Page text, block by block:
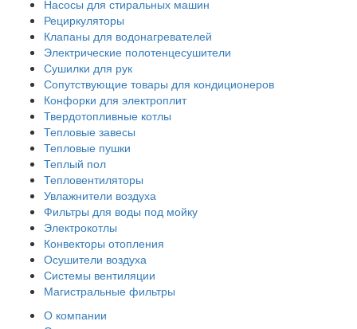
Насосы для стиральных машин
Рециркуляторы
Клапаны для водонагревателей
Электрические полотенцесушители
Сушилки для рук
Сопутствующие товары для кондиционеров
Конфорки для электроплит
Твердотопливные котлы
Тепловые завесы
Тепловые пушки
Теплый пол
Тепловентиляторы
Увлажнители воздуха
Фильтры для воды под мойку
Электрокотлы
Конвекторы отопления
Осушители воздуха
Системы вентиляции
Магистральные фильтры
О компании